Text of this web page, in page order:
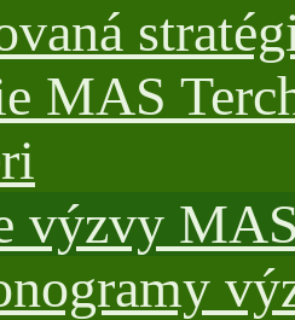
MAS
výzvy